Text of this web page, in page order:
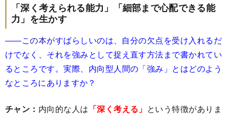
「深く考えられる能力」「細部まで心配できる能
力」を生かす
――この本がすばらしいのは、自分の欠点を受け入れるだ
けでなく、それを強みとして捉え直す方法まで書かれてい
るところです。実際、内向型人間の「強み」とはどのよう
なところにありますか？
チャン： 内向的な人は 「深く考える」 という特徴がありま